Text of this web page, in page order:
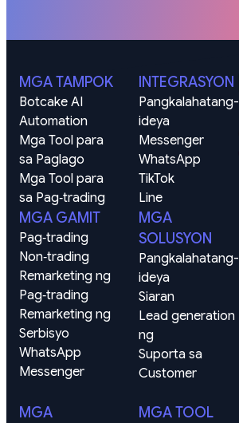
MGA TAMPOK
Botcake AI
Automation
Mga Tool para
sa Paglago
Mga Tool para
sa Pag‑trading
MGA GAMIT
Pag‑trading
Non‑trading
Remarketing ng
Pag‑trading
Remarketing ng
Serbisyo
WhatsApp
Messenger
INTEGRASYON
Pangkalahatang-
ideya
Messenger
WhatsApp
TikTok
Line
MGA
SOLUSYON
Pangkalahatang-
ideya
Siaran
Lead generation
ng
Suporta sa
Customer
MGA
MGA TOOL